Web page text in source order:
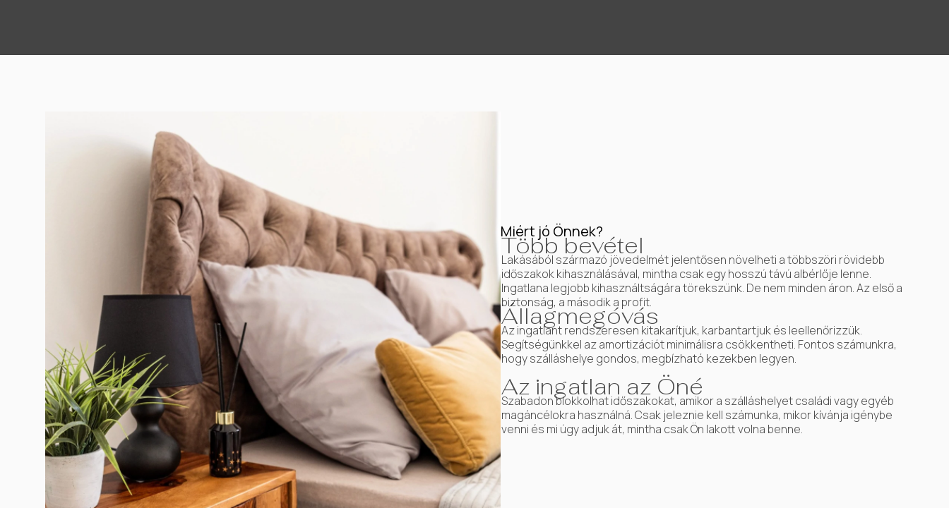
Miért jó Önnek?
Több bevétel
Lakásából származó jövedelmét jelentősen növelheti a többszöri rövidebb
időszakok kihasználásával, mintha csak egy hosszú távú albérlője lenne.
Ingatlana legjobb kihasználtságára törekszünk. De nem minden áron. Az első a
biztonság, a második a profit.
Állagmegóvás
Az ingatlant rendszeresen kitakarítjuk, karbantartjuk és leellenőrizzük.
Segítségünkkel az amortizációt minimálisra csökkentheti. Fontos számunkra,
hogy szálláshelye gondos, megbízható kezekben legyen.
Az ingatlan az Öné
Szabadon blokkolhat időszakokat, amikor a szálláshelyet családi vagy egyéb
magáncélokra használná. Csak jeleznie kell számunka, mikor kívánja igénybe
venni és mi úgy adjuk át, mintha csak Ön lakott volna benne.